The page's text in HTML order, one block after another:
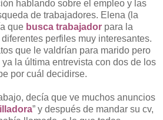
hablando sobre el empleo y las
de trabajadores. Elena (la
que busca trabajador para la
perfiles muy interesantes.
que le valdrían para marido pero
la última entrevista con dos de los
por cuál decidirse.
decía que ve muchos anuncios
” y después de mandar su cv,